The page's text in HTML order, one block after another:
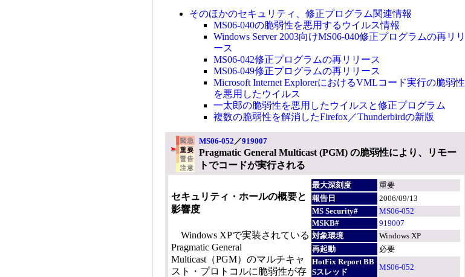
そのほかのセキュリティ、修正プログラム関連情報
MS06-040の脆弱性を悪用するウイルス情報
Windows Server 2003向けMS06-040修正プログラムの再リリ
ース
MS06-042修正プログラムの再リリース
MS06-049修正プログラムの再リリース
Microsoft Internet ExplorerにおけるVMLコード実行の脆弱性
を悪用したウイルス
一太郎の脆弱性を悪用したウイルスと修正プログラム
複数の脆弱性を解消したFirefox／Thunderbirdの新版
MS06-052 ／919007
Pragmatic General Multicast (PGM) の脆弱性により、リモー
トでコードが実行される
最大深刻度
重要
報告日
2006/09/13
MS Security#
MS06-052
MSKB#
919007
対象環境
Windows XP
再起動
必要
HotFix Report BB
Sスレッド
MS06-052
セキュリティ・ホールの概要と
影響度
Windows XPで実装されている
Pragmatic General
Multicast（PGM）のマルチキャ
スト・プロトコルに脆弱性が存